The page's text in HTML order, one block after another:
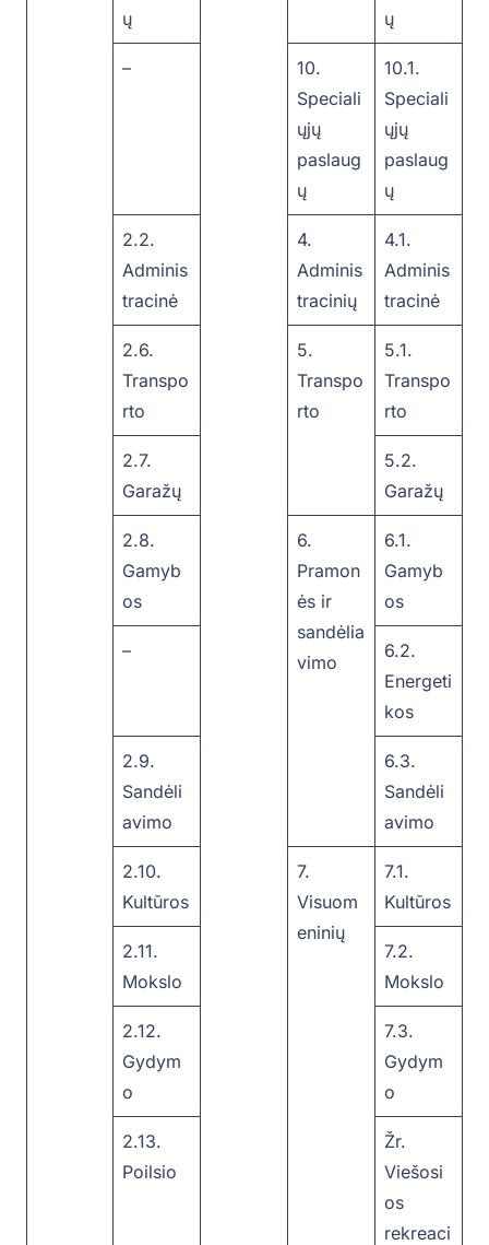
ų ų
–
10.
Speciali
ųjų
paslaug
ų
10.1.
Speciali
ųjų
paslaug
ų
2.2.
Adminis
tracinė
4.
Adminis
tracinių
4.1.
Adminis
tracinė
2.6.
Transpo
rto
5.
Transpo
rto
5.1.
Transpo
rto
2.7.
Garažų
5.2.
Garažų
2.8.
Gamyb
os
6.
Pramon
ės ir
sandėlia
vimo
6.1.
Gamyb
os
–
6.2.
Energeti
kos
2.9.
Sandėli
avimo
6.3.
Sandėli
avimo
2.10.
Kultūros
7.
Visuom
eninių
7.1.
Kultūros
2.11.
Mokslo
7.2.
Mokslo
2.12.
Gydym
o
7.3.
Gydym
o
2.13.
Poilsio
Žr.
Viešosi
os
rekreaci